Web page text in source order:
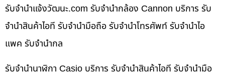
รับจํานําแจ้งวัฒนะ.com รับจำนำกล้อง Cannon บริการ รับ
จำนำสินค้าไอที รับจำนำมือถือ รับจำนำโทรศัพท์ รับจำนำไอ
แพค รับจำนำกล
รับจำนำนาฬิกา Casio บริการ รับจำนำสินค้าไอที รับจำนำมือ